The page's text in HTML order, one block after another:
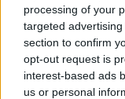
processing of your
targeted
section to confirm
opt-out request is
interest-based ads
us or personal